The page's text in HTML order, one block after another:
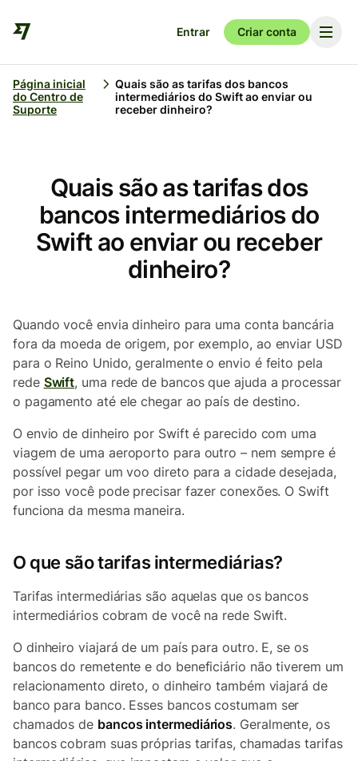
Entrar Criar conta
Página inicial
do Centro de
Suporte
Quais são as tarifas dos bancos
intermediários do Swift ao enviar ou
receber dinheiro?
Quais são as tarifas dos
bancos intermediários do
Swift ao enviar ou receber
dinheiro?
Quando você envia dinheiro para uma conta bancária
fora da moeda de origem, por exemplo, ao enviar USD
para o Reino Unido, geralmente o envio é feito pela
rede Swift, uma rede de bancos que ajuda a processar
o pagamento até ele chegar ao país de destino.
O envio de dinheiro por Swift é parecido com uma
viagem de uma aeroporto para outro – nem sempre é
possível pegar um voo direto para a cidade desejada,
por isso você pode precisar fazer conexões. O Swift
funciona da mesma maneira.
O que são tarifas intermediárias?
Tarifas intermediárias são aquelas que os bancos
intermediários cobram de você na rede Swift.
O dinheiro viajará de um país para outro. E, se os
bancos do remetente e do beneficiário não tiverem um
relacionamento direto, o dinheiro também viajará de
banco para banco. Esses bancos costumam ser
chamados de bancos intermediários. Geralmente, os
bancos cobram suas próprias tarifas, chamadas tarifas